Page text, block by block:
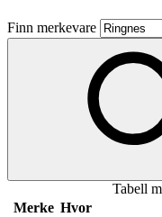
Butikker
Mat og drikke
Taket på
Aktiviteter
Inspirasjon
Finn merkevare
Tabell
Merke Hvor